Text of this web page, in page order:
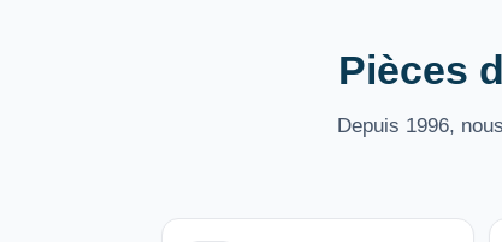
Pièces
Depuis 1996,